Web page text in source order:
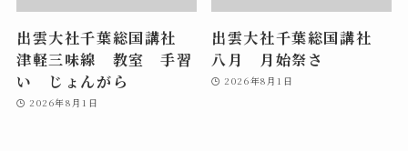
出雲大社千葉総国講社
津軽三味線 教室 手習
い じょんがら
2026年8月1日
出雲大社千葉総国講社
八月 月始祭さ
2026年8月1日